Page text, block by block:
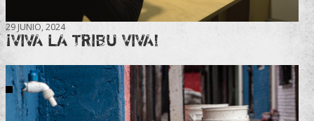
29 JUNIO, 2024
¡VIVA LA TRIBU VIVA!